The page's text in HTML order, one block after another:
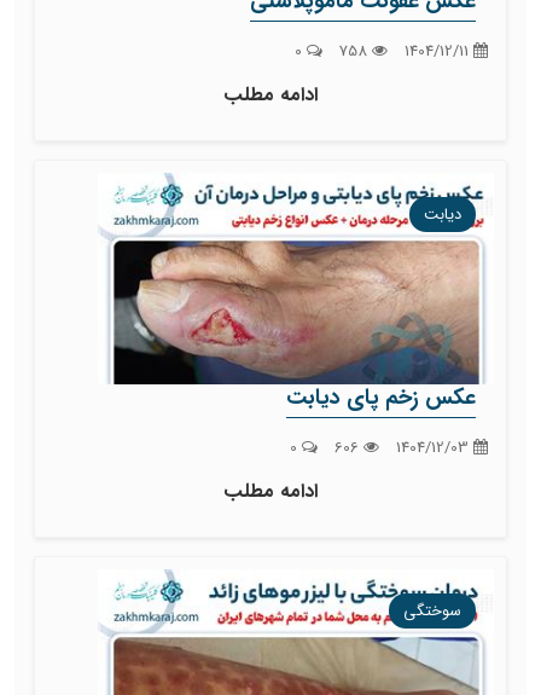
ادامه مطلب
دیابت
عکس زخم پای دیابت
ادامه مطلب
سوختگی